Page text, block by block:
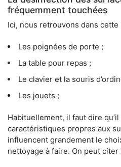
fréquemment touchées
Ici, nous retrouvons dans cette
Les poignées de porte ;
La table pour repas ;
Le clavier et la souris
Les jouets ;
Habituellement, il faut dire
caractéristiques propres aux
influencent grandement le
nettoyage à faire. On peut